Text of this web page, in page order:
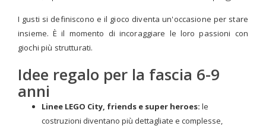
I gusti si definiscono e il gioco diventa un'occasione per stare
insieme. È il momento di incoraggiare le loro passioni con
giochi più strutturati.
Idee regalo per la fascia 6-9
anni
Linee LEGO City, friends e super heroes: le
costruzioni diventano più dettagliate e complesse,